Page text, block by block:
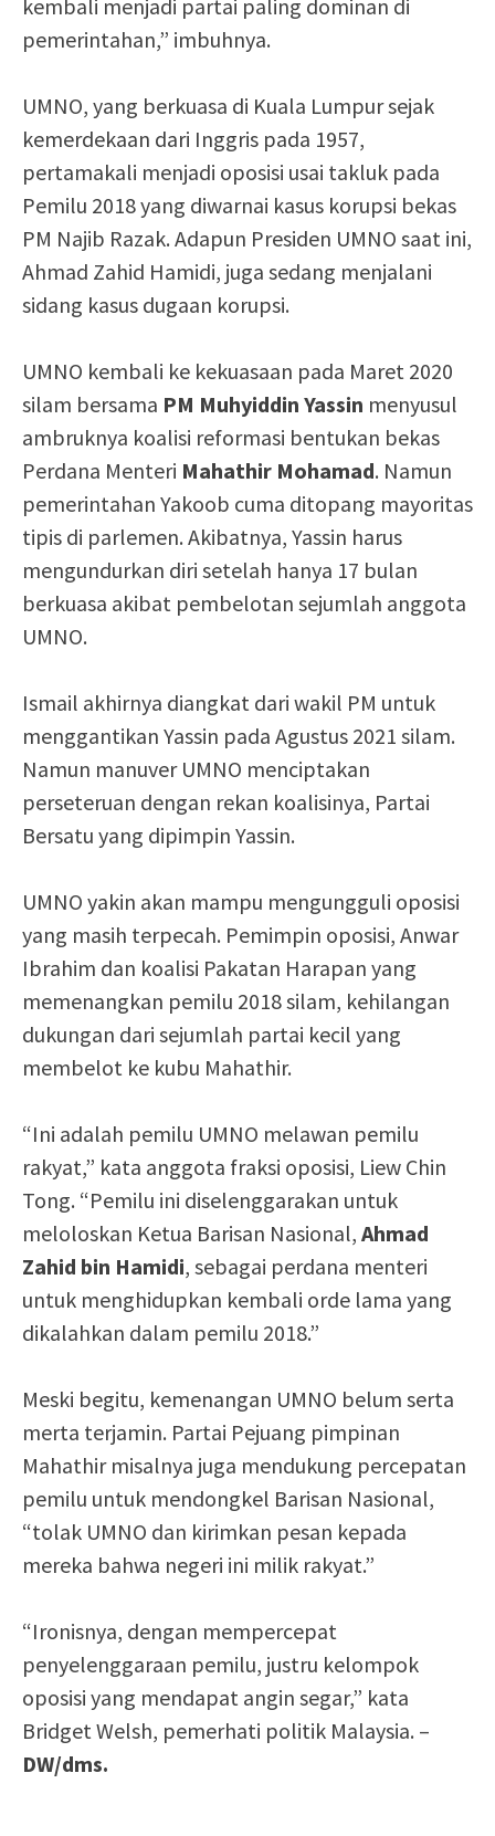
kembali menjadi partai paling dominan di
pemerintahan,” imbuhnya.
UMNO, yang berkuasa di Kuala Lumpur sejak
kemerdekaan dari Inggris pada 1957,
pertamakali menjadi oposisi usai takluk pada
Pemilu 2018 yang diwarnai kasus korupsi bekas
PM Najib Razak. Adapun Presiden UMNO saat ini,
Ahmad Zahid Hamidi, juga sedang menjalani
sidang kasus dugaan korupsi.
UMNO kembali ke kekuasaan pada Maret 2020
silam bersama PM Muhyiddin Yassin menyusul
ambruknya koalisi reformasi bentukan bekas
Perdana Menteri Mahathir Mohamad. Namun
pemerintahan Yakoob cuma ditopang mayoritas
tipis di parlemen. Akibatnya, Yassin harus
mengundurkan diri setelah hanya 17 bulan
berkuasa akibat pembelotan sejumlah anggota
UMNO.
Ismail akhirnya diangkat dari wakil PM untuk
menggantikan Yassin pada Agustus 2021 silam.
Namun manuver UMNO menciptakan
perseteruan dengan rekan koalisinya, Partai
Bersatu yang dipimpin Yassin.
UMNO yakin akan mampu mengungguli oposisi
yang masih terpecah. Pemimpin oposisi, Anwar
Ibrahim dan koalisi Pakatan Harapan yang
memenangkan pemilu 2018 silam, kehilangan
dukungan dari sejumlah partai kecil yang
membelot ke kubu Mahathir.
“Ini adalah pemilu UMNO melawan pemilu
rakyat,” kata anggota fraksi oposisi, Liew Chin
Tong. “Pemilu ini diselenggarakan untuk
meloloskan Ketua Barisan Nasional, Ahmad
Zahid bin Hamidi, sebagai perdana menteri
untuk menghidupkan kembali orde lama yang
dikalahkan dalam pemilu 2018.”
Meski begitu, kemenangan UMNO belum serta
merta terjamin. Partai Pejuang pimpinan
Mahathir misalnya juga mendukung percepatan
pemilu untuk mendongkel Barisan Nasional,
“tolak UMNO dan kirimkan pesan kepada
mereka bahwa negeri ini milik rakyat.”
“Ironisnya, dengan mempercepat
penyelenggaraan pemilu, justru kelompok
oposisi yang mendapat angin segar,” kata
Bridget Welsh, pemerhati politik Malaysia. –
DW/dms.